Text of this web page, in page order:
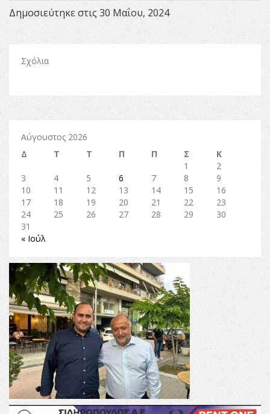
Δημοσιεύτηκε στις 30 Μαΐου, 2024
Σχόλια
Αύγουστος 2026
Δ
Τ Τ Π Π Σ
Κ
1
2
3
4 5 6 7 8
9
10
11 12 13 14 15
16
17
18 19 20 21 22
23
24
25 26 27 28 29
30
31
« Ιούλ